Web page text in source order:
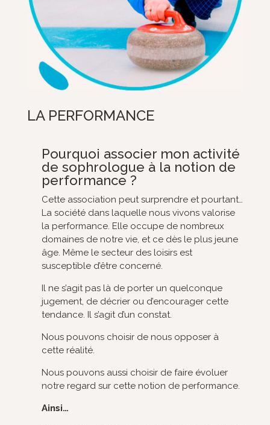
LA PERFORMANCE
Pourquoi associer mon activité
de sophrologue à la notion de
performance ?
Cette association peut surprendre et pourtant…
La société dans laquelle nous vivons valorise
la performance. Elle occupe de nombreux
domaines de notre vie, et ce dès le plus jeune
âge. Même le secteur des loisirs est
susceptible d’être concerné.
Il ne s’agit pas là de porter un quelconque
jugement, de décrier ou d’encourager cette
tendance. Il s’agit d’un constat.
Nous pouvons choisir de nous opposer à
cette réalité.
Nous pouvons aussi choisir de faire évoluer
notre regard sur cette notion de performance.
Ainsi…